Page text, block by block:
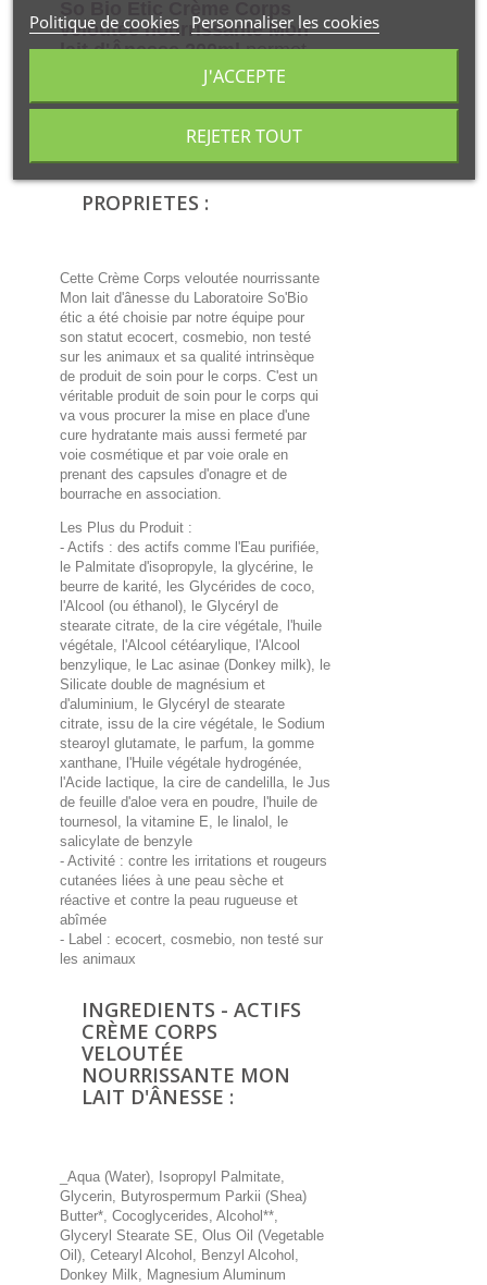
veloutée nourrissante Mon
lait d'Ânesse 200mlpermet
d'hydrater et de nourrir les
peaux sensibles et fragiles.
La formule apporte du beurre de karité, de
PROPRIETES :
Cette Crème Corps veloutée nourrissante
Mon lait d'ânesse du Laboratoire So'Bio
étic a été choisie par notre équipe pour
son statut ecocert, cosmebio, non testé
sur les animaux et sa qualité intrinsèque
de produit de soin pour le corps. C'est un
véritable produit de soin pour le corps qui
va vous procurer la mise en place d'une
cure hydratante mais aussi fermeté par
voie cosmétique et par voie orale en
prenant des capsules d'onagre et de
bourrache en association.
Les Plus du Produit :
- Actifs : des actifs comme l'Eau purifiée,
le Palmitate d'isopropyle, la glycérine, le
beurre de karité, les Glycérides de coco,
l'Alcool (ou éthanol), le Glycéryl de
stearate citrate, de la cire végétale, l'huile
végétale, l'Alcool cétéarylique, l'Alcool
benzylique, le Lac asinae (Donkey milk), le
Silicate double de magnésium et
d'aluminium, le Glycéryl de stearate
citrate, issu de la cire végétale, le Sodium
stearoyl glutamate, le parfum, la gomme
xanthane, l'Huile végétale hydrogénée,
l'Acide lactique, la cire de candelilla, le Jus
de feuille d'aloe vera en poudre, l'huile de
tournesol, la vitamine E, le linalol, le
salicylate de benzyle
- Activité : contre les irritations et rougeurs
cutanées liées à une peau sèche et
réactive et contre la peau rugueuse et
abîmée
- Label : ecocert, cosmebio, non testé sur
les animaux
INGREDIENTS - ACTIFS
CRÈME CORPS
VELOUTÉE
NOURRISSANTE MON
LAIT D'ÂNESSE :
_Aqua (Water), Isopropyl Palmitate,
Glycerin, Butyrospermum Parkii (Shea)
Butter*, Cocoglycerides, Alcohol**,
Glyceryl Stearate SE, Olus Oil (Vegetable
Oil), Cetearyl Alcohol, Benzyl Alcohol,
Donkey Milk, Magnesium Aluminum
Politique de cookies Personnaliser les cookies
REJETER TOUT
J'ACCEPTE